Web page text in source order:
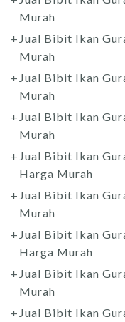
Murah
Jual Bibit Ikan
Murah
Jual Bibit Ikan
Murah
Jual Bibit Ikan
Murah
Jual Bibit Ikan
Harga Murah
Jual Bibit Ikan
Murah
Jual Bibit Ikan
Harga Murah
Jual Bibit Ikan
Murah
Jual Bibit Ikan